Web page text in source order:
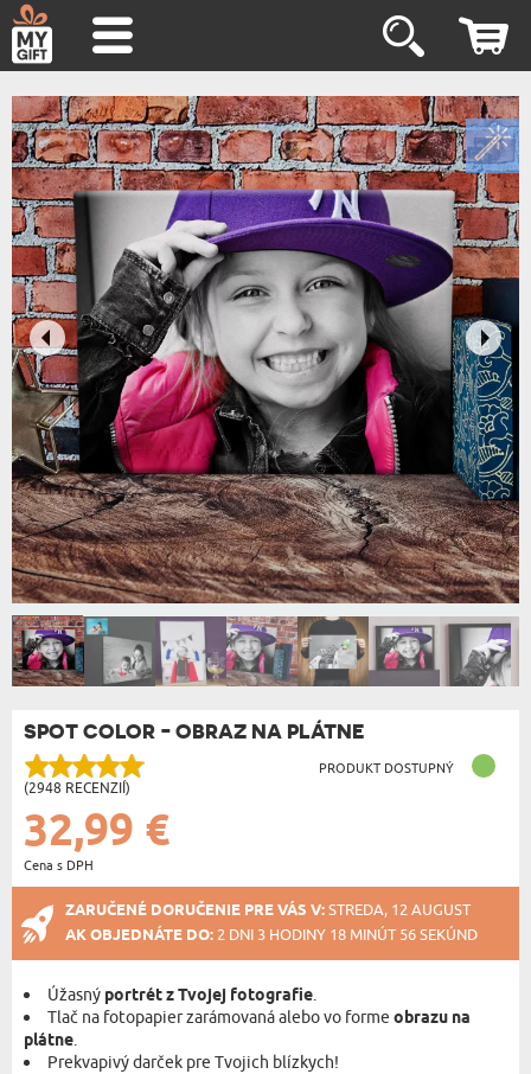
SPOT COLOR - OBRAZ NA PLÁTNE
(2948 RECENZIÍ)
PRODUKT DOSTUPNÝ
32,99 €
Cena s DPH
ZARUČENÉ DORUČENIE PRE VÁS V:STREDA, 12 AUGUST
AK OBJEDNÁTE DO: 2 DNI 3 HODINY 18 MINÚT 55 SEKÚND
Úžasný portrét z Tvojej fotografie.
Tlač na fotopapier zarámovaná alebo vo formeobrazu na
plátne.
Prekvapivý darček pre Tvojich blízkych!